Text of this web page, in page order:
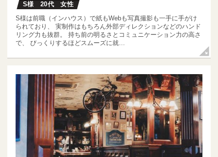
S様 20代 女性
S様は前職（インハウス）で紙もWebも写真撮影も一手に手がけ
られており、 実制作はもちろん外部ディレクションなどのハンド
リング力も抜群。 持ち前の明るさとコミュニケーション力の高さ
で、 びっくりするほどスムーズに就…